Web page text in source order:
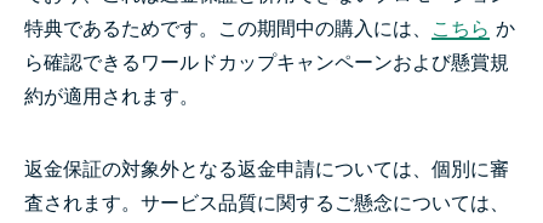
特典であるためです。この期間中の購入には、 こちら か
ら確認できるワールドカップキャンペーンおよび懸賞規
約が適用されます。
返金保証の対象外となる返金申請については、個別に審
査されます。サービス品質に関するご懸念については、